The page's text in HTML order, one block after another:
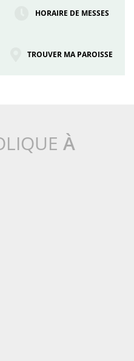
HORAIRE DE MESSES
TROUVER MA PAROISSE
À